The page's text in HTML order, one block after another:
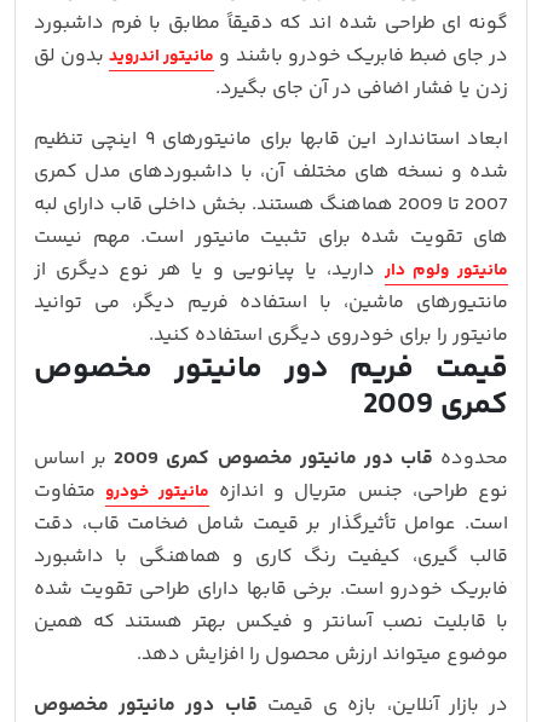
گونه‌ ای طراحی شده‌ اند که دقیقاً مطابق با فرم داشبورد
در جای ضبط فابریک خودرو باشند و مانیتور اندرویدبدون لق‌
زدن یا فشار اضافی در آن جای بگیرد.
ابعاد استاندارد این قابها برای مانیتورهای ۹ اینچی تنظیم
شده و نسخه‌ های مختلف آن، با داشبوردهای مدل کمری
2007 تا 2009 هماهنگ هستند. بخش داخلی قاب دارای لبه‌
های تقویت‌ شده برای تثبیت مانیتور است. مهم نیست
مانیتور ولوم دار دارید، یا پیانویی و یا هر نوع دیگری از
مانتیورهای ماشین، با استفاده فریم دیگر، می توانید
مانیتور را برای خودروی دیگری استفاده کنید.
قیمت فریم دور مانیتور مخصوص
کمری 2009
محدوده قاب دور مانیتور مخصوص کمری 2009
بر اساس
نوع طراحی، جنس متریال و اندازه مانیتور خودرومتفاوت
است. عوامل تأثیرگذار بر قیمت شامل ضخامت قاب، دقت
قالب‌ گیری، کیفیت رنگ‌ کاری و هماهنگی با داشبورد
فابریک خودرو است. برخی قابها دارای طراحی تقویت‌ شده
با قابلیت نصب آسانتر و فیکس بهتر هستند که همین
موضوع میتواند ارزش محصول را افزایش دهد.
در بازار آنلاین، بازه‌ ی قیمت قاب دور مانیتور مخصوص